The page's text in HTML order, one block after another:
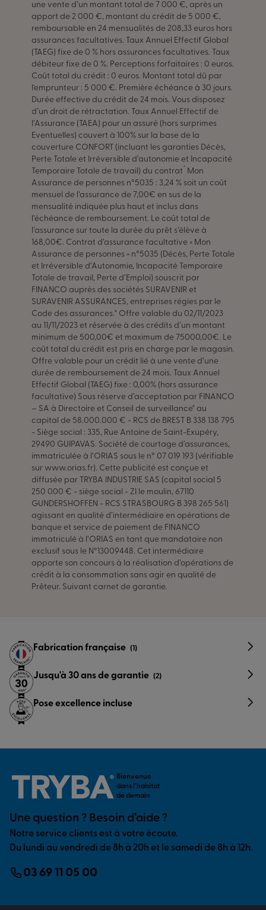
une vente d’un montant total de 7 000 €, après un
apport de 2 000 €, montant du crédit de 5 000 €,
remboursable en 24 mensualités de 208,33 euros hors
assurances facultatives. Taux Annuel Effectif Global
(TAEG) fixe de 0 % hors assurances facultatives. Taux
débiteur fixe de 0 %. Perceptions forfaitaires : 0 euros.
Coût total du crédit : 0 euros. Montant total dû par
l'emprunteur : 5 000 €. Première échéance à 30 jours.
Durée effective du crédit de 24 mois. Vous disposez
d’un droit de rétractation. Taux Annuel Effectif de
l'Assurance (TAEA) pour un assuré (hors surprimes
Eventuelles) couvert à 100% sur la base de la
couverture CONFORT (incluant les garanties Décès,
Perte Totale et Irréversible d’autonomie et Incapacité
Temporaire Totale de travail) du contrat ́ Mon
Assurance de personnes n°5035 : 3,24 % soit un coût
mensuel de l’assurance de 7,00€ en sus de la
mensualité indiquée plus haut et inclus dans
l’échéance de remboursement. Le coût total de
l’assurance sur toute la durée du prêt s’élève à
168,00€. Contrat d’assurance facultative « Mon
Assurance de personnes » n°5035 (Décès, Perte Totale
et Irréversible d’Autonomie, Incapacité Temporaire
Totale de travail, Perte d’Emploi) souscrit par
FINANCO auprès des sociétés SURAVENIR et
SURAVENIR ASSURANCES, entreprises régies par le
Code des assurances." Offre valable du 02/11/2023
au 11/11/2023 et réservée à des crédits d’un montant
minimum de 500,00€ et maximum de 75000,00€. Le
coût total du crédit est pris en charge par le magasin.
Offre valable pour un crédit lié à une vente d’une
durée de remboursement de 24 mois. Taux Annuel
Effectif Global (TAEG) fixe : 0,00% (hors assurance
facultative) Sous réserve d’acceptation par FINANCO
– SA à Directoire et Conseil de surveillance" au
capital de 58.000.000 € - RCS de BREST B 338 138 795
- Siège social : 335, Rue Antoine de Saint-Exupéry,
29490 GUIPAVAS. Société de courtage d’assurances,
immatriculée à l’ORIAS sous le n° 07 019 193 (vérifiable
sur www.orias.fr). Cette publicité est conçue et
diffusée par TRYBA INDUSTRIE SAS (capital social 5
250 000 € - siège social - ZI le moulin, 67110
GUNDERSHOFFEN - RCS STRASBOURG B 398 265 561)
agissant en qualité d’intermédiaire en opérations de
banque et service de paiement de FINANCO
immatriculé à l’ORIAS en tant que mandataire non
exclusif sous le N°13009448. Cet intermédiaire
apporte son concours à la réalisation d’opérations de
crédit à la consommation sans agir en qualité de
Prêteur. Suivant carnet de garantie.
Fabrication française (1)
Jusqu'à 30 ans de garantie (2)
Pose excellence incluse
Bienvenue
dans l’habitat
de demain
Une question ? Besoin d’aide ?
Notre service clients est à votre écoute.
Du lundi au vendredi de 8h à 20h et le samedi de 8h à 12h.
03 69 11 05 00